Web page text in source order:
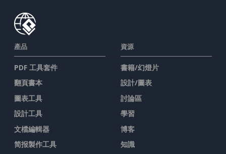
產品
PDF 工具套件
翻頁書本
圖表工具
設計工具
文檔編輯器
简报製作工具
資源
書籍/幻燈片
設計/圖表
討論區
學習
博客
知識